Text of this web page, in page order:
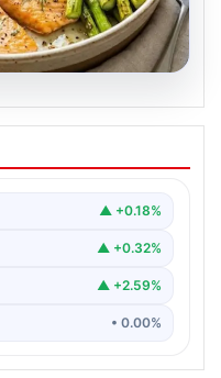
3 deposu:
somon
▲ +0.18%
▲ +0.32%
▲ +2.59%
• 0.00%